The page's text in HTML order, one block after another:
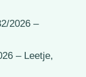
2026 –
– Leetje,